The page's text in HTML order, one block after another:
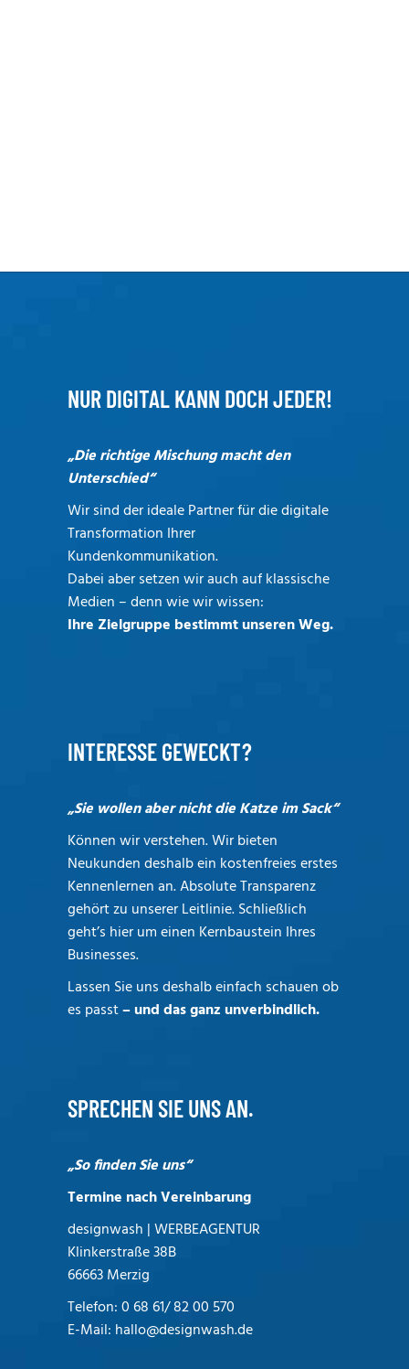
NUR DIGITAL KANN DOCH JEDER!
„Die richtige Mischung macht den
Unterschied“
Wir sind der ideale Partner für die digitale
Transformation Ihrer
Kundenkommunikation.
Dabei aber setzen wir auch auf klassische
Medien – denn wie wir wissen:
Ihre Zielgruppe bestimmt unseren Weg.
INTERESSE GEWECKT?
„Sie wollen aber nicht die Katze im Sack“
Können wir verstehen. Wir bieten
Neukunden deshalb ein kostenfreies erstes
Kennenlernen an. Absolute Transparenz
gehört zu unserer Leitlinie. Schließlich
geht’s hier um einen Kernbaustein Ihres
Businesses.
Lassen Sie uns deshalb einfach schauen ob
es passt– und das ganz unverbindlich.
SPRECHEN SIE UNS AN.
„So finden Sie uns“
Termine nach Vereinbarung
designwash | WERBEAGENTUR
Klinkerstraße 38B
66663 Merzig
Telefon:0 68 61/ 82 00 570
E-Mail: hallo@designwash.de